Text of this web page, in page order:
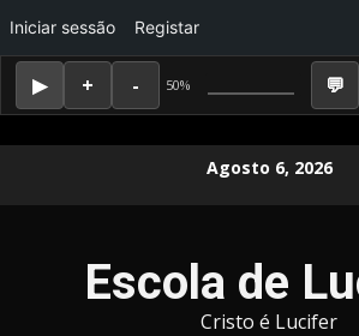
50%
Iniciar sessão Registar
Agosto 6, 2026
Escola de
Cristo é Lucifer